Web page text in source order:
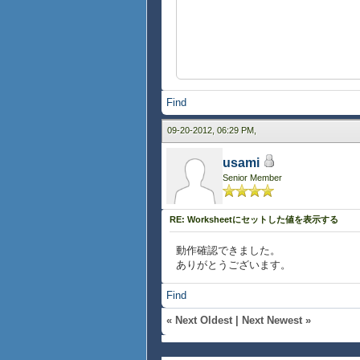
case
},
row = 2,
label =
{on Action at
{type-switch
case
{wks.set-
{wks.set-
},
row = 2,
{input-cell
||, ui-spec =
, ui-spec =
},
row = 2,
{input-cell
Find
09-20-2012, 06:29 PM,
usami
Senior Member
RE: Worksheetにセットした値を表示する
動作確認できました。
ありがとうございます。
Find
« Next Oldest Next Newest »